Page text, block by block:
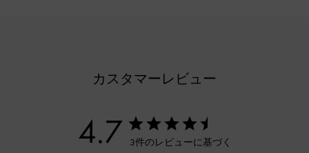
カスタマーレビュー
4.7 3件のレビューに基づく